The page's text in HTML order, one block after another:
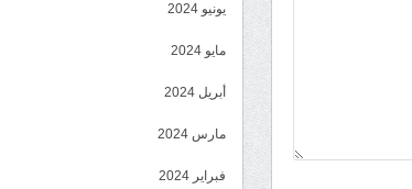
يونيو 2024
مايو 2024
أبريل 2024
مارس 2024
فبراير 2024